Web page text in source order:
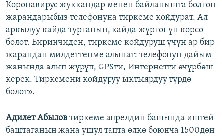
Коронавирус жуккандар менен байланышта болгон
жарандарыбыз телефонуна тиркеме койдурат. Ал
аркылуу кайда турганын, кайда жүргөнүн көрсө
болот. Биринчиден, тиркеме койдуруш үчүн ар бир
жарандан милдеттенме алынат: телефонун дайым
жанында алып жүрүп, GPSти, Интернетти өчүрбөш
керек. Тиркемени койдуруу ыктыярдуу түрдө
болот».
Адилет Абылов тиркеме апрелдин башында иштей
баштаганын жана ушул тапта өлкө боюнча 1500дөн